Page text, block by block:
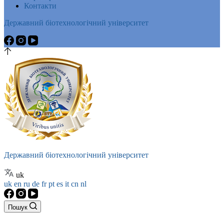
Контакти
Державний біотехнологічний університет
Державний біотехнологічний університет
uk
uk en ru de frpt es it cn nl
Пошук